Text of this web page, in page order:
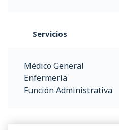
Servicios
Médico General
Enfermería
Función Administrativa